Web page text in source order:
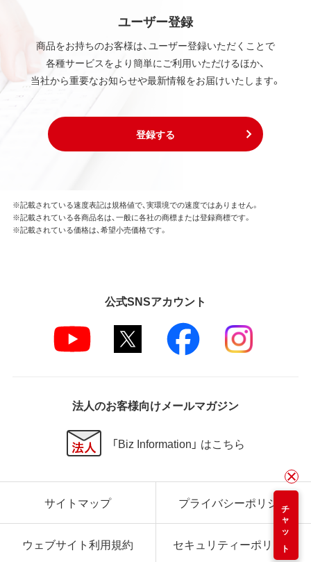
ユーザー登録
商品をお持ちのお客様は、ユーザー登録いただくことで
各種サービスをより簡単にご利用いただけるほか、
当社から重要なお知らせや最新情報をお届けいたします。
登録する
チャット
※記載されている速度表記は規格値で、実環境での速度ではありません。
※記載されている各商品名は、一般に各社の商標または登録商標です。
※記載されている価格は、希望小売価格です。
公式SNSアカウント
法人のお客様向けメールマガジン
「Biz Information」 はこちら
サイトマップ プライバシーポリシー
ウェブサイト利用規約 セキュリティーポリシー